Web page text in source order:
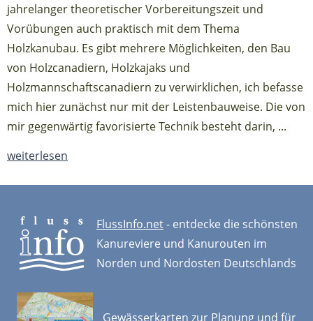
jahrelanger theoretischer Vorbereitungszeit und
Vorübungen auch praktisch mit dem Thema
Holzkanubau. Es gibt mehrere Möglichkeiten, den Bau
von Holzcanadiern, Holzkajaks und
Holzmannschaftscanadiern zu verwirklichen, ich befasse
mich hier zunächst nur mit der Leistenbauweise. Die von
mir gegenwärtig favorisierte Technik besteht darin, ...
weiterlesen
FlussInfo.net- entdecke die schönsten
Kanureviere und Kanurouten im
Norden und Nordosten Deutschlands
Gewässerkarten zur Planung und für